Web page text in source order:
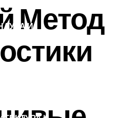
И
Метод